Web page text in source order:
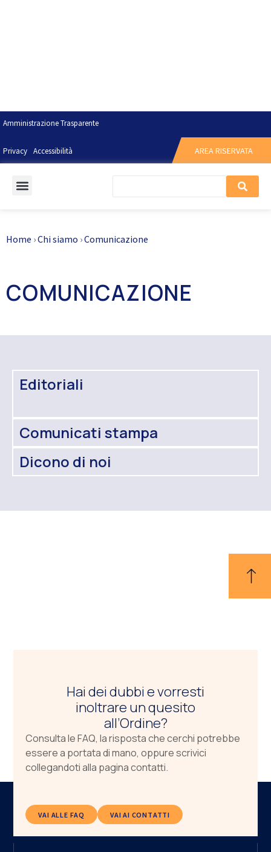
Amministrazione Trasparente
Privacy Accessibilità AREA RISERVATA
Home ›Chi siamo ›Comunicazione
COMUNICAZIONE
Editoriali
Comunicati stampa
Dicono di noi
Hai dei dubbi e vorresti
inoltrare un quesito
all’Ordine?
Consulta le FAQ, la risposta che cerchi potrebbe
essere a portata di mano, oppure scrivici
collegandoti alla pagina contatti.
VAI ALLE FAQ VAI AI CONTATTI